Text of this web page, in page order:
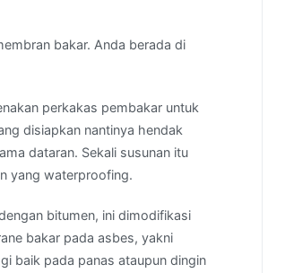
bakar. Anda berada di
perkakas pembakar untuk
disiapkan nantinya hendak
dataran. Sekali susunan itu
yang waterproofing.
bitumen, ini dimodifikasi
bakar pada asbes, yakni
baik pada panas ataupun dingin